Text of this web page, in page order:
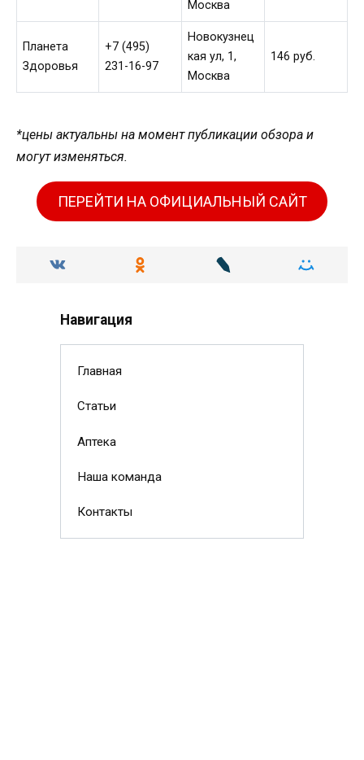
Москва
Планета
Здоровья
+7 (495)
231-16-97
Новокузнец
кая ул, 1,
Москва
146 руб.
*цены актуальны на момент публикации обзора и
могут изменяться.
ПЕРЕЙТИ НА ОФИЦИАЛЬНЫЙ САЙТ
Навигация
Главная
Статьи
Аптека
Наша команда
Контакты